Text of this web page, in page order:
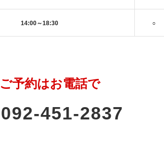
14:00～18:30 ○
ご予約はお電話で
092-451-2837